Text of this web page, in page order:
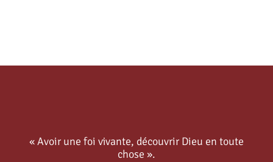
« Avoir une foi vivante, découvrir Dieu en toute
chose ».